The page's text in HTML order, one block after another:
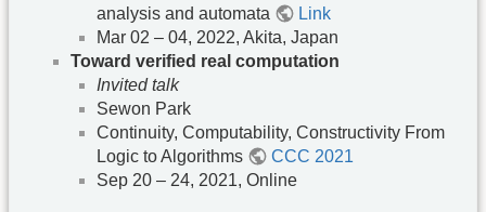
analysis and automata
Link
Mar 02 – 04, 2022, Akita, Japan
Toward verified real computation
Invited talk
Sewon Park
Continuity, Computability, Constructivity From
Logic to Algorithms
CCC 2021
Sep 20 – 24, 2021, Online